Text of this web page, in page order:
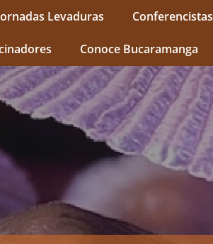
Levaduras Conferencistas
Conoce Bucaramanga